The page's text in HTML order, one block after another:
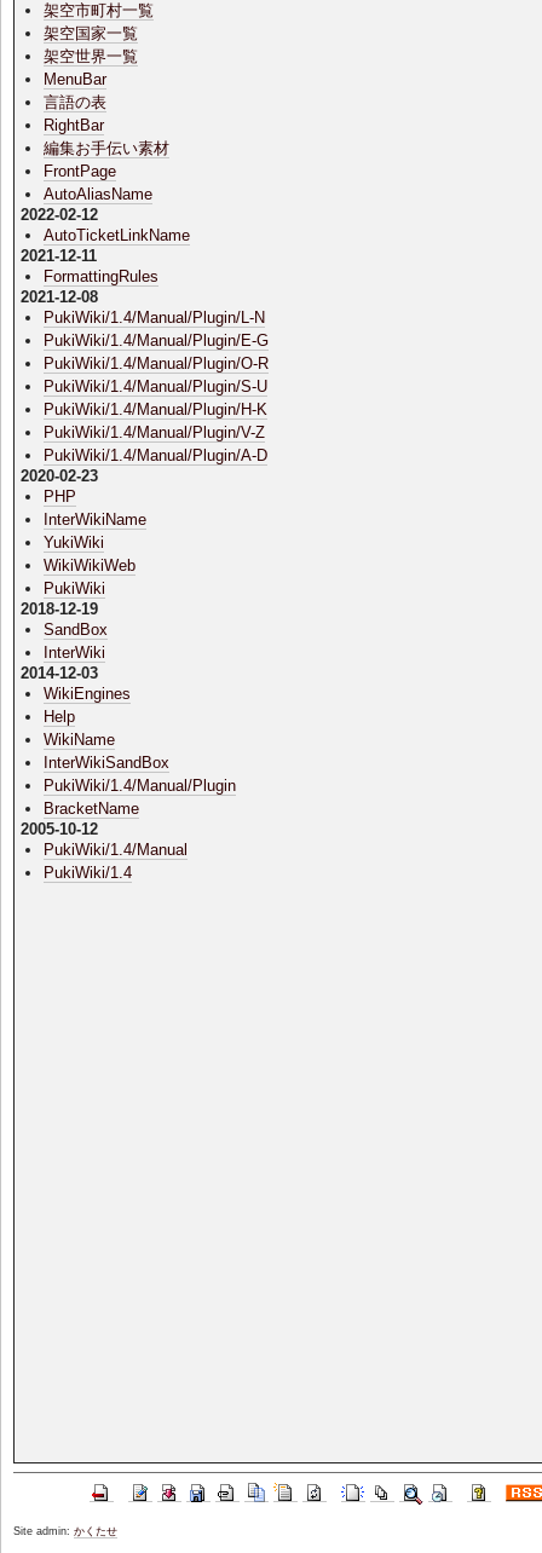
架空市町村一覧
架空国家一覧
架空世界一覧
MenuBar
言語の表
RightBar
編集お手伝い素材
FrontPage
AutoAliasName
2022-02-12
AutoTicketLinkName
2021-12-11
FormattingRules
2021-12-08
PukiWiki/1.4/Manual/Plugin/L-N
PukiWiki/1.4/Manual/Plugin/E-G
PukiWiki/1.4/Manual/Plugin/O-R
PukiWiki/1.4/Manual/Plugin/S-U
PukiWiki/1.4/Manual/Plugin/H-K
PukiWiki/1.4/Manual/Plugin/V-Z
PukiWiki/1.4/Manual/Plugin/A-D
2020-02-23
PHP
InterWikiName
YukiWiki
WikiWikiWeb
PukiWiki
2018-12-19
SandBox
InterWiki
2014-12-03
WikiEngines
Help
WikiName
InterWikiSandBox
PukiWiki/1.4/Manual/Plugin
BracketName
2005-10-12
PukiWiki/1.4/Manual
PukiWiki/1.4
Site admin: かくたせ